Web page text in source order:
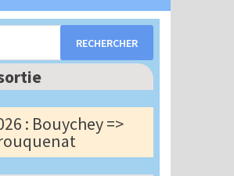
: Bouychey =>